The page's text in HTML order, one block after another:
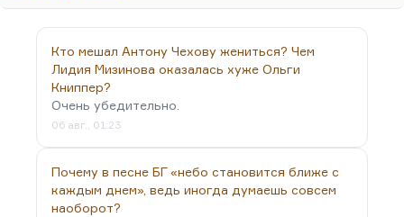
конце концов, сугубо жанровое произведение
Гривадия Горпожакса, а именно сочинение
Аксенова, Поженяна и Горчакова «Джин Грин —
неприкасаемый»,— там…
Кто мешал Антону Чехову жениться? Чем
Лидия Мизинова оказалась хуже Ольги
Книппер?
Очень убедительно.
06 авг., 01:23
Почему в песне БГ «небо становится ближе с
каждым днем», ведь иногда думаешь совсем
наоборот?